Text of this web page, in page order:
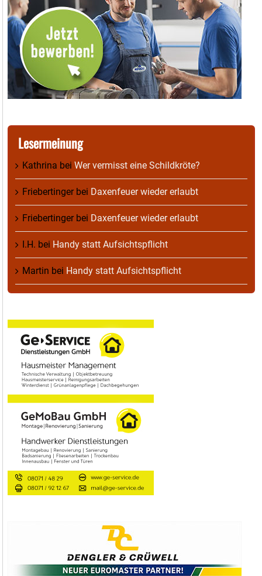
Lesermeinung
Kathrina bei Wer vermisst eine Schildkröte?
Friebertingerbei Daxenfeuer wieder erlaubt
Friebertingerbei Daxenfeuer wieder erlaubt
I.H. bei Handy statt Aufsichtspflicht
Martin bei Handy statt Aufsichtspflicht